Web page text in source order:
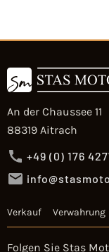
An der Chaussee 11
88319 Aitrach
+49 (0) 176
Verkauf Verwahrung
Folgen Sie Stas